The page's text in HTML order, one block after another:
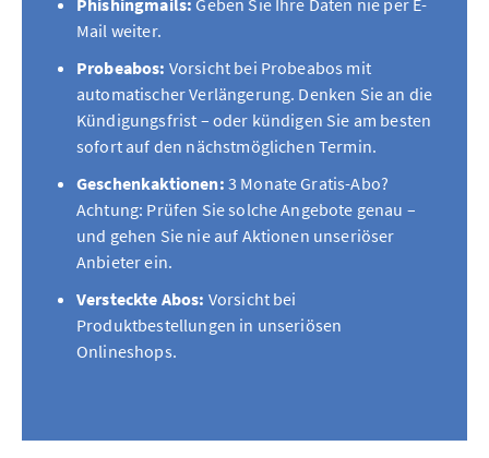
Phishingmails: Geben Sie Ihre Daten nie per E-
Mail weiter.
Probeabos: Vorsicht bei Probeabos mit
automatischer Verlängerung. Denken Sie an die
Kündigungsfrist – oder kündigen Sie am besten
sofort auf den nächstmöglichen Termin.
Geschenkaktionen: 3 Monate Gratis-Abo?
Achtung: Prüfen Sie solche Angebote genau –
und gehen Sie nie auf Aktionen unseriöser
Anbieter ein.
Versteckte Abos: Vorsicht bei
Produktbestellungen in unseriösen
Onlineshops.